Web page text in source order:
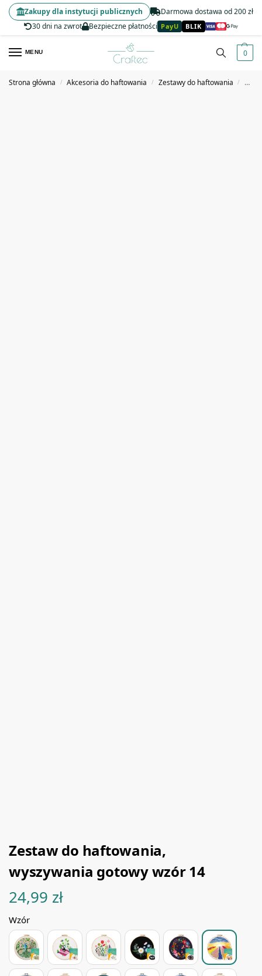
Darmowa dostawa od 200 zł
30 dni na zwrot
Bezpieczne płatności PayU BLIK
Zakupy dla instytucji publicznych
MENU 0
Strona główna / Akcesoria do haftowania / Zestawy do haftowania /
Zestaw do haftowania,
wyszywania gotowy wzór 14
24,99 zł
Wzór